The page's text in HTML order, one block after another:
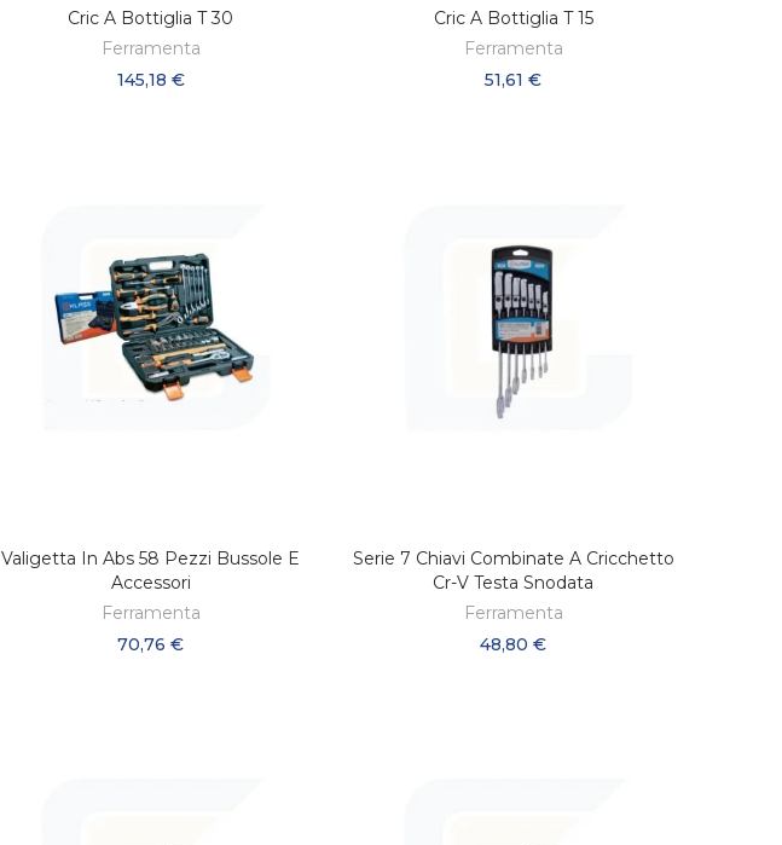
AGGIUNGI AL CARRELLO
Cric A Bottiglia T 30
Ferramenta
145,18 €
AGGIUNGI AL CARRELLO
Cric A Bottiglia T 15
Ferramenta
51,61 €
AGGIUNGI AL CARRELLO
Valigetta In Abs 58 Pezzi Bussole E
Accessori
Ferramenta
70,76 €
AGGIUNGI AL CARRELLO
Serie 7 Chiavi Combinate A Cricchetto
Cr-V Testa Snodata
Ferramenta
48,80 €